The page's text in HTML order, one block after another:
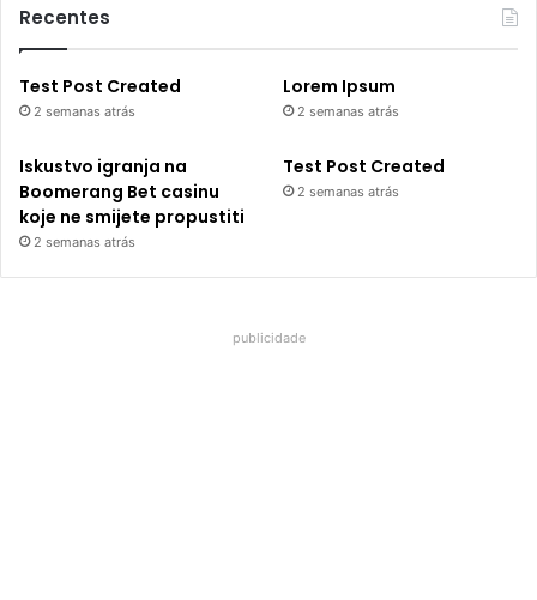
Recentes
Test Post Created
2 semanas atrás
Lorem Ipsum
2 semanas atrás
Iskustvo igranja na
Boomerang Bet casinu
koje ne smijete propustiti
2 semanas atrás
Test Post Created
2 semanas atrás
publicidade